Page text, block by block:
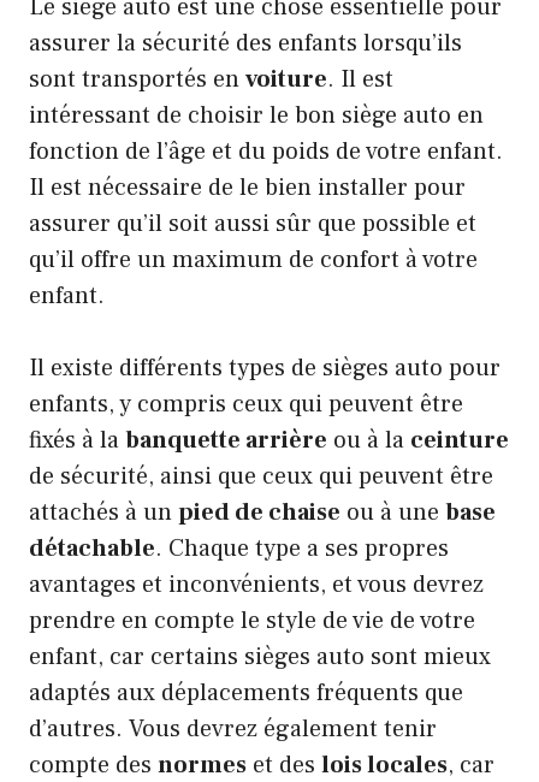
Le siège auto est une chose essentielle pour
assurer la sécurité des enfants lorsqu’ils
sont transportés envoiture. Il est
intéressant de choisir le bon siège auto en
fonction de l’âge et du poids de votre enfant.
Il est nécessaire de le bien installer pour
assurer qu’il soit aussi sûr que possible et
qu’il offre un maximum de confort à votre
enfant.
Il existe différents types de sièges auto pour
enfants, y compris ceux qui peuvent être
fixés à labanquette arrière ou à la ceinture
de sécurité, ainsi que ceux qui peuvent être
attachés à unpied de chaise ou à une base
détachable. Chaque type a ses propres
avantages et inconvénients, et vous devrez
prendre en compte le style de vie de votre
enfant, car certains sièges auto sont mieux
adaptés aux déplacements fréquents que
d’autres. Vous devrez également tenir
compte des normes et des lois locales, car